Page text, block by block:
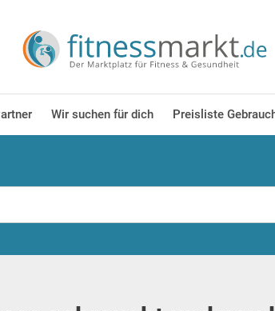
Wir suchen für dich Preisliste